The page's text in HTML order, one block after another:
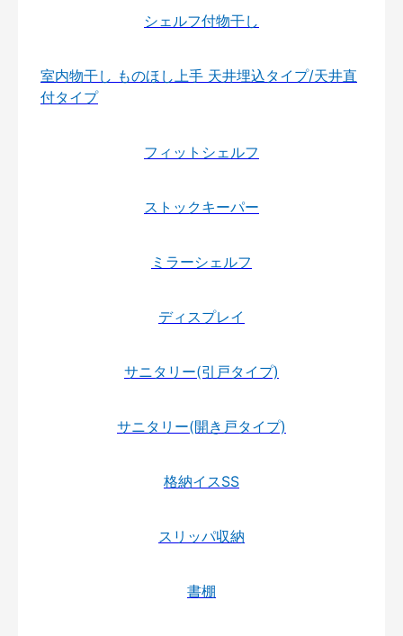
シェルフ付物干し
室内物干し ものほし上手 天井埋込タイプ/天井直
付タイプ
フィットシェルフ
ストックキーパー
ミラーシェルフ
ディスプレイ
サニタリー(引戸タイプ)
サニタリー(開き戸タイプ)
格納イスSS
スリッパ収納
書棚